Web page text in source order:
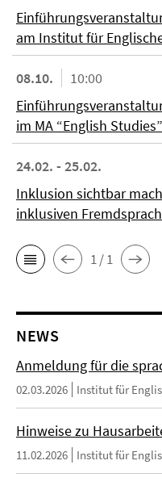
am Institut für
08.10.
10:00
im MA “English Studies”
24.02. - 25.02.
Inklusion sichtbar
inklusiven
1 / 1
NEWS
Anmeldung für die
02.03.2026 Institut für
Hinweise zu
11.02.2026 Institut für